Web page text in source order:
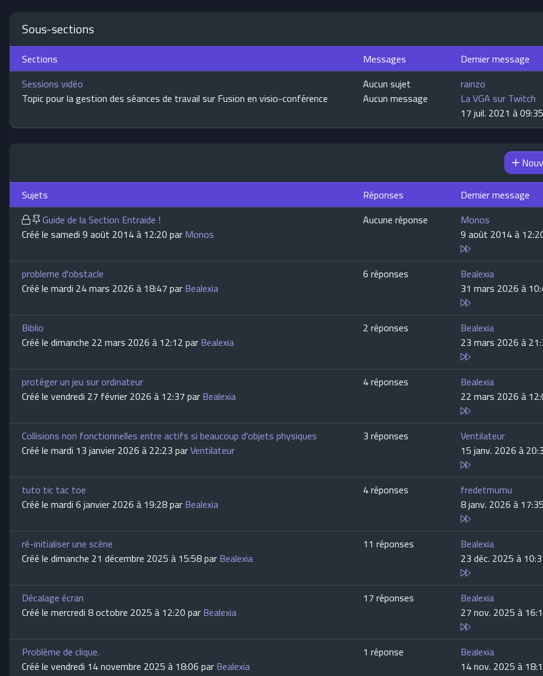
Sous-sections
Sections Messages
Dernier message
Sessions vidéo
Topic pour la gestion des séances de travail sur Fusion en visio-conférence
Aucun sujet
Aucun message
rainzo
La VGA sur Twitch
17 juil. 2021 à 09:35
Sujets
Réponses
Dernier message
Guide de la Section Entraide !
Créé le samedi 9 août 2014 à 12:20 parMonos
Aucune réponse
Monos
9 août 2014 à
probleme d'obstacle
Créé le mardi 24 mars 2026 à 18:47 parBealexia
6 réponses
Bealexia
31 mars 2026 à
Biblio
Créé le dimanche 22 mars 2026 à 12:12 parBealexia
2 réponses
Bealexia
23 mars 2026 à
protéger un jeu sur ordinateur
Créé le vendredi 27 février 2026 à 12:37 parBealexia
4 réponses
Bealexia
22 mars 2026 à
Collisions non fonctionnelles entre actifs si beaucoup d'objets physiques
Créé le mardi 13 janvier 2026 à 22:23 parVentilateur
3 réponses
Ventilateur
15 janv. 2026 à
tuto tic tac toe
Créé le mardi 6 janvier 2026 à 19:28 parBealexia
4 réponses
fredetmumu
8 janv. 2026 à 17:35
ré-initialiser une scène
Créé le dimanche 21 décembre 2025 à 15:58 parBealexia
11 réponses
Bealexia
23 déc. 2025 à
Décalage écran
Créé le mercredi 8 octobre 2025 à 12:20 parBealexia
17 réponses
Bealexia
27 nov. 2025 à
Problème de clique.
Créé le vendredi 14 novembre 2025 à 18:06 parBealexia
1 réponse
Bealexia
14 nov. 2025 à